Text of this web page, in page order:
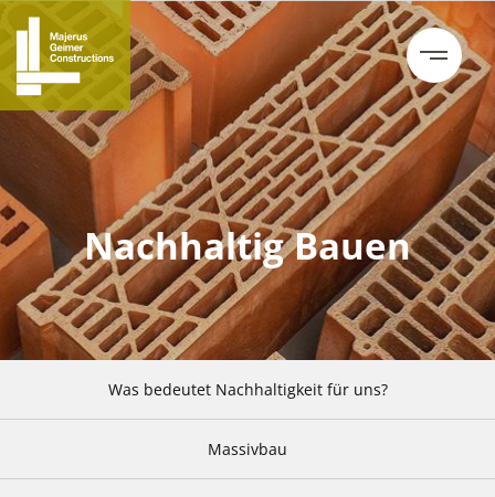
Nachhaltig Bauen
Was bedeutet Nachhaltigkeit für uns?
Massivbau